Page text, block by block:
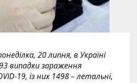
20 липня, в Україні
випадки зараження
19, із них 1498 – летальні,